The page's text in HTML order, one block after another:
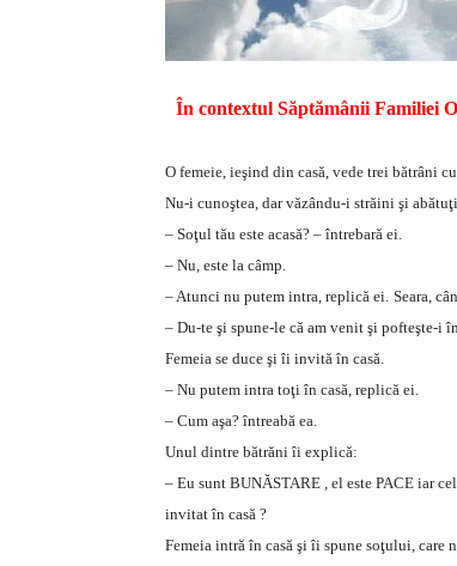
În contextul Săptămânii Familiei
O femeie, ieşind din casă, vede trei bătrâni
Nu-i cunoştea, dar văzându-i străini şi
– Soţul tău este acasă? – întrebară ei.
– Nu, este la câmp.
– Atunci nu putem intra, replică ei. Seara,
– Du-te şi spune-le că am venit şi pofteşte-i
Femeia se duce şi îi invită în casă.
– Nu putem intra toţi în casă, replică ei.
– Cum aşa? întreabă ea.
Unul dintre bătrăni îi explică:
– Eu sunt BUNĂSTARE , el este PACE iar
invitat în casă ?
Femeia intră în casă şi îi spune soţului, care